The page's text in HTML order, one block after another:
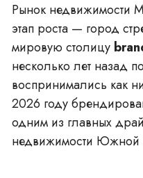
Рынок недвижимости
этап роста — город
мировую столицу
несколько лет назад
воспринимались как
2026 году
одним из главных
недвижимости